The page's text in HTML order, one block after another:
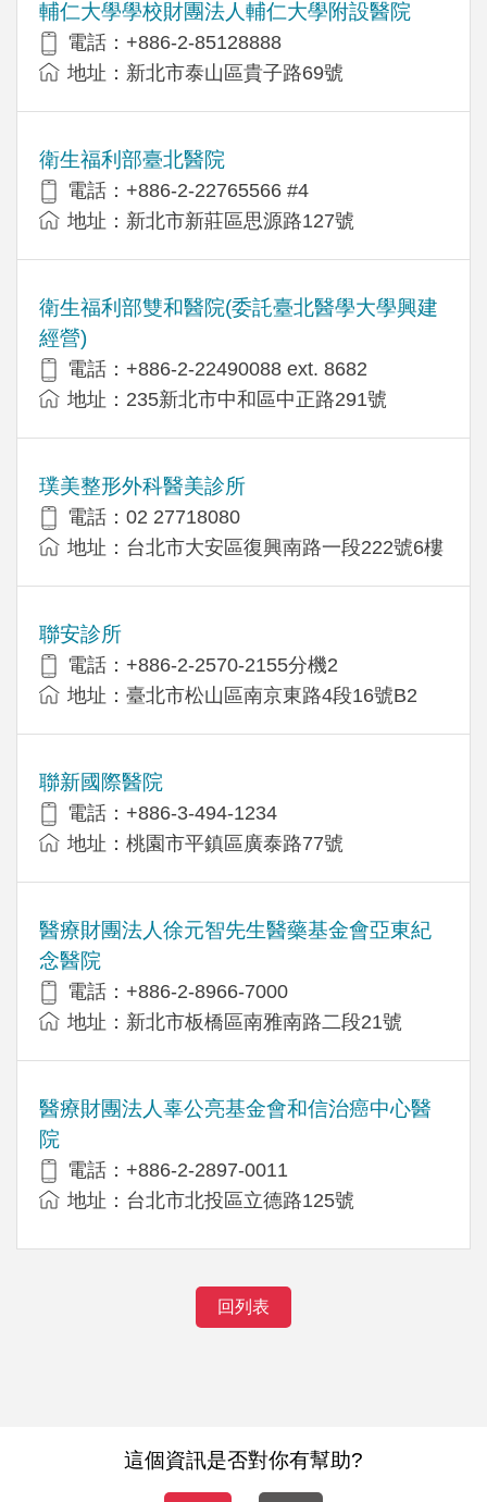
輔仁大學學校財團法人輔仁大學附設醫院
電話：+886-2-85128888
地址：新北市泰山區貴子路69號
衛生福利部臺北醫院
電話：+886-2-22765566 #4
地址：新北市新莊區思源路127號
衛生福利部雙和醫院(委託臺北醫學大學興建
經營)
電話：+​886-2-22490088 ext. 8682
地址：​235新北市中和區中正路291號
璞美整形外科醫美診所
電話：02 27718080
地址：台北市大安區復興南路一段222號6樓
聯安診所
電話：+886-2-2570-2155分機2
地址：臺北市松山區南京東路4段16號B2
聯新國際醫院
電話：+886-3-494-1234
地址：桃園市平鎮區廣泰路77號
醫療財團法人徐元智先生醫藥基金會亞東紀
念醫院
電話：+886-2-8966-7000
地址：新北市板橋區南雅南路二段21號
醫療財團法人辜公亮基金會和信治癌中心醫
院
電話：+886-2-2897-0011
地址：台北市北投區立德路125號
回列表
這個資訊是否對你有幫助?